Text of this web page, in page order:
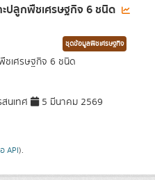
ปลูกพืชเศรษฐกิจ 6 ชนิด
ชุดข้อมูลพืชเศรษฐกิจ
ชเศรษฐกิจ 6 ชนิด
นเทศ 5 มีนาคม 2569
API).